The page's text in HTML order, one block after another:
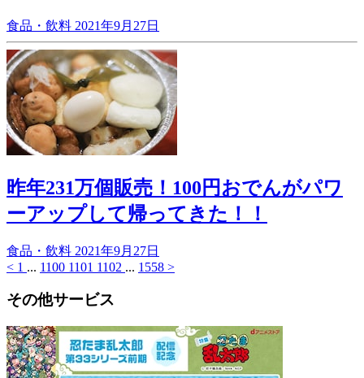
食品・飲料 2021年9月27日
昨年231万個販売！100円おでんがパワ
ーアップして帰ってきた！！
食品・飲料 2021年9月27日
< 1 ... 1100 1101 1102 ... 1558 >
その他サービス